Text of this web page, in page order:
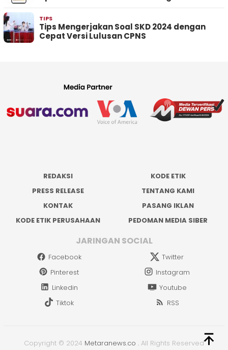
TIPS
Tips Mengerjakan Soal SKD 2024 dengan
Cepat Versi Lulusan CPNS
REDAKSI
KODE ETIK
PRESS RELEASE
TENTANG KAMI
KONTAK
PASANG IKLAN
KODE ETIK PERUSAHAAN
PEDOMAN MEDIA SIBER
JARINGAN SOCIAL
Facebook
Twitter
Pinterest
Instagram
Linkedin
Youtube
Tiktok
RSS
Copyright © 2024 Metaranews.co . All Rights Reserved